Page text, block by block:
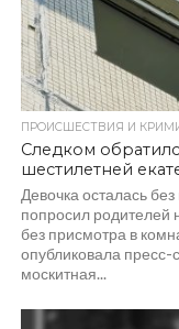
ПРОИСШЕСТВИЯ И
Следком
шестилетней
Девочка осталась
попросил родителей
без присмотра в
опубликовала пресс-
москитная...